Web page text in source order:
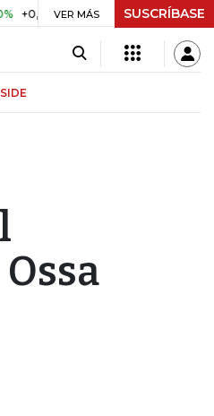
UVR $ 416,86 +$ 0,05 +0,01%
VER MÁS SUSCRÍBASE